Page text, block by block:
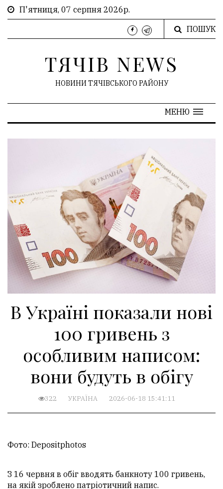
П'ятниця, 07 серпня 2026р.
ПОШУК
ТЯЧІВ NEWS
НОВИНИ ТЯЧІВСЬКОГО РАЙОНУ
МЕНЮ
В Україні показали нові
100 гривень з
особливим написом:
вони будуть в обігу
322 УКРАЇНА 2026-06-18 15:41:11
Фото: Depositphotos
З 16 червня в обіг вводять банкноту 100 гривень,
на якій зроблено патріотичний напис.